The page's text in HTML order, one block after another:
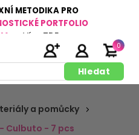
METODIKA PRO
PORTFOLIO
Více ZDE
0
a pomůcky
- Culbuto - 7 pcs